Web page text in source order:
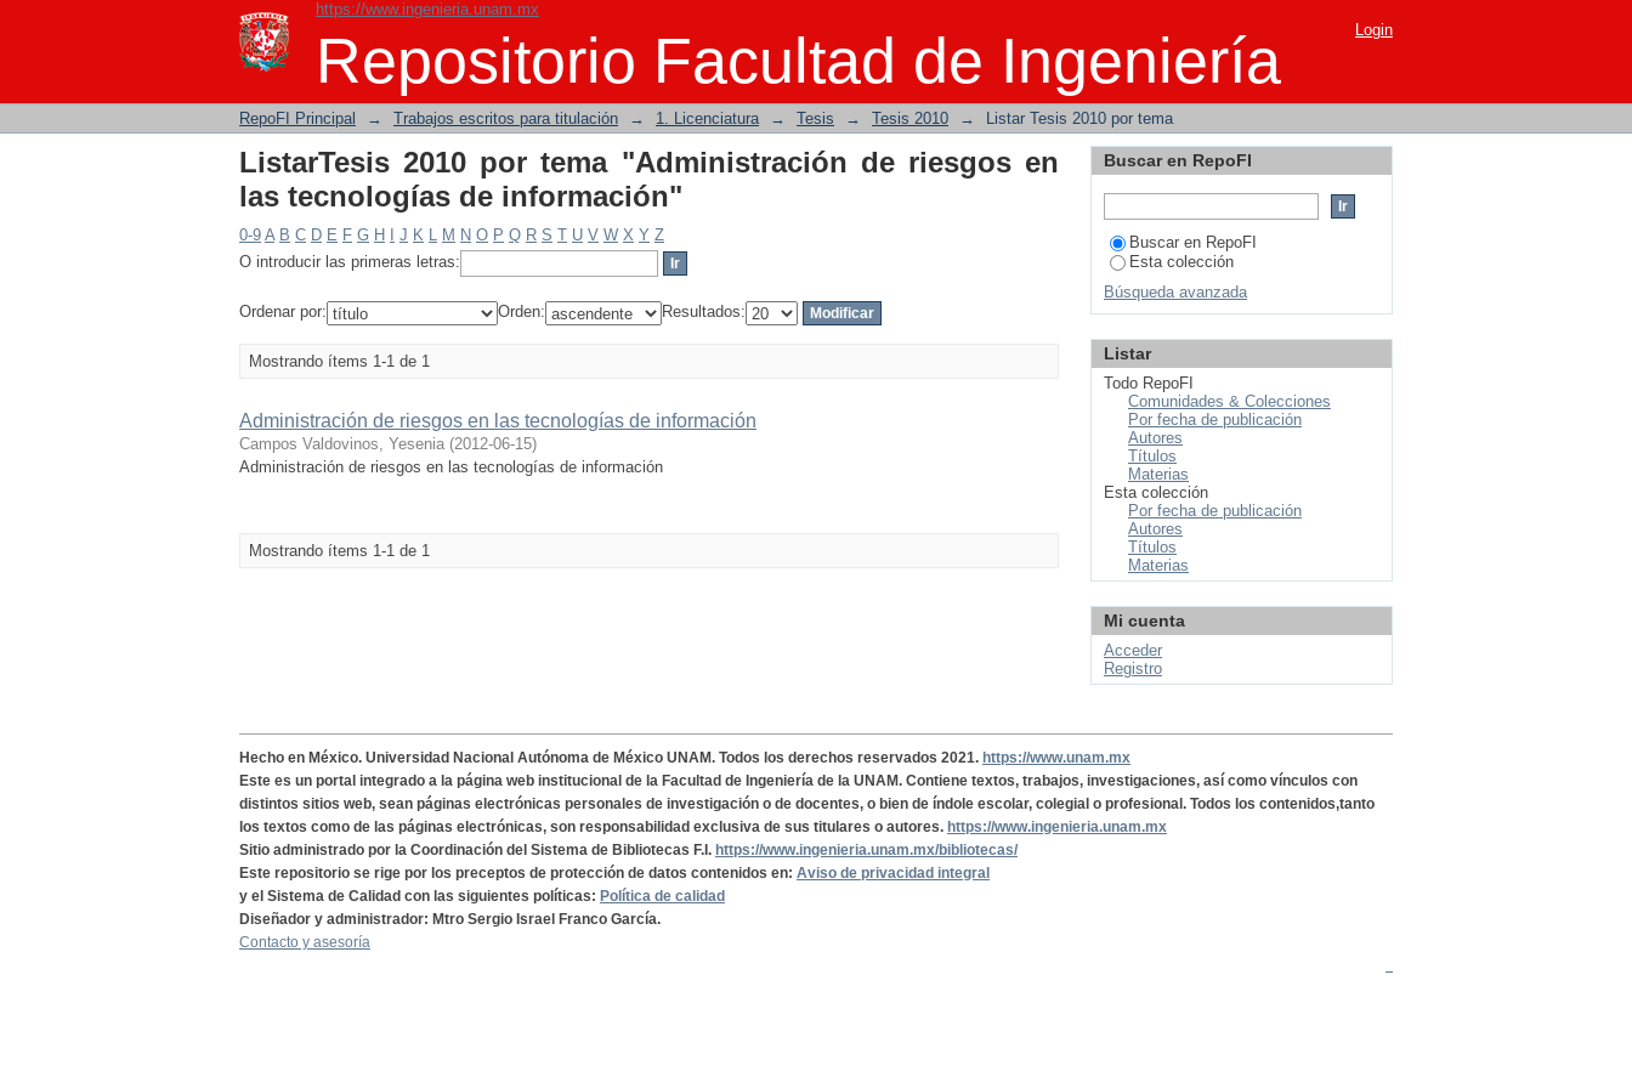
https://www.ingenieria.unam.mx
Repositorio Facultad de Ingeniería
ListarTesis 2010 por tema "Administración de riesgos en las tecnologías de
información"
Login
RepoFI Principal → Trabajos escritos para titulación → 1. Licenciatura → Tesis → Tesis 2010 → Listar Tesis 2010 por tema
ListarTesis 2010 por tema "Administración de riesgos en
las tecnologías de información"
0-9 A B C D E F G H J K L M N O P Q R S T U V W X Y Z
O introducir las primeras letras:
Ordenar por: Orden: Resultados:
Mostrando ítems 1-1 de 1
Administración de riesgos en las tecnologías de información
Campos Valdovinos, Yesenia (2012-06-15)
Administración de riesgos en las tecnologías de información
Mostrando ítems 1-1 de 1
Buscar en RepoFI
Buscar en RepoFI
Esta colección
Búsqueda avanzada
Listar
Todo RepoFI
Comunidades & Colecciones
Por fecha de publicación
Autores
Títulos
Materias
Esta colección
Por fecha de publicación
Autores
Títulos
Materias
Mi cuenta
Acceder
Registro
Hecho en México. Universidad Nacional Autónoma de México UNAM. Todos los derechos reservados 2021. https://www.unam.mx
Este es un portal integrado a la página web institucional de la Facultad de Ingeniería de la UNAM. Contiene textos, trabajos, investigaciones, así como vínculos con
distintos sitios web, sean páginas electrónicas personales de investigación o de docentes, o bien de índole escolar, colegial o profesional. Todos los contenidos,tanto
los textos como de las páginas electrónicas, son responsabilidad exclusiva de sus titulares o autores. https://www.ingenieria.unam.mx
Sitio administrado por la Coordinación del Sistema de Bibliotecas F.I. https://www.ingenieria.unam.mx/bibliotecas/
Este repositorio se rige por los preceptos de protección de datos contenidos en: Aviso de privacidad integral
y el Sistema de Calidad con las siguientes políticas: Política de calidad
Diseñador y administrador: Mtro Sergio Israel Franco García.
Contacto y asesoría